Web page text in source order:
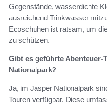
Gegenstände, wasserdichte
ausreichend Trinkwasser
Ecoschuhen ist ratsam, um
zu schützen.
Gibt es geführte Abenteuer-
Nationalpark?
Ja, im Jasper Nationalpark
Touren verfügbar. Diese